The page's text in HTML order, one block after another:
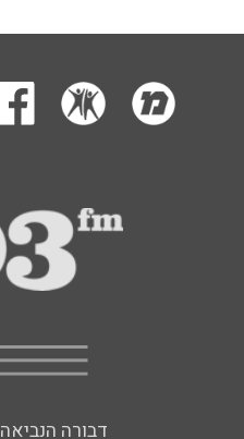
דבורה הנביאה 6, רמת השרון